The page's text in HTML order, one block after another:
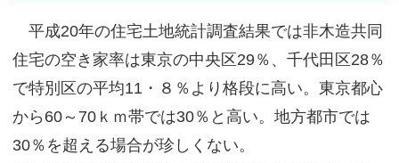
平成20年の住宅土地統計調査結果では非木造共同
住宅の空き家率は東京の中央区29％、千代田区28％
で特別区の平均11・８％より格段に高い。東京都心
から60～70ｋｍ帯では30％と高い。地方都市では
30％を超える場合が珍しくない。